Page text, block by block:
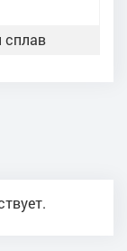
сплав